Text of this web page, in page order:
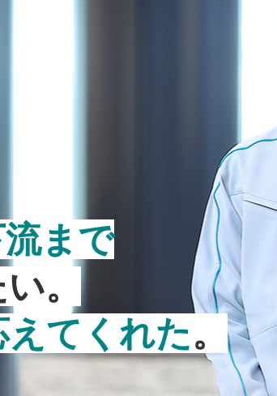
まで
。
てくれた。